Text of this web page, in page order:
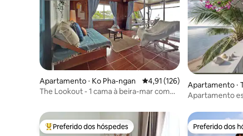
Apartamento ⋅ Ko Pha-ngan 4,91 de uma avaliação média
4,91 (126)
The Lookout - 1 cama à beira-mar com
Apartamento ⋅
t
Apartamento
Entre os melhores preferidos dos hóspedes
Preferido dos hóspedes Preferido dos
Preferido dos